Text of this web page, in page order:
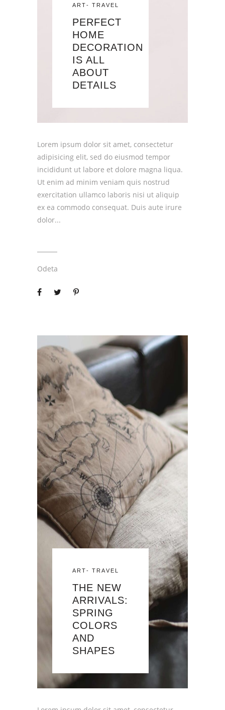
ART-TRAVEL
PERFECT
HOME
DECORATION
IS ALL
ABOUT
DETAILS
Lorem ipsum dolor sit amet, consectetur
adipisicing elit, sed do eiusmod tempor
incididunt ut labore et dolore magna liqua.
Ut enim ad minim veniam quis nostrud
exercitation ullamco laboris nisi ut aliquip
ex ea commodo consequat. Duis aute irure
dolor
Odeta
ART-TRAVEL
THE NEW
ARRIVALS:
SPRING
COLORS
AND
SHAPES